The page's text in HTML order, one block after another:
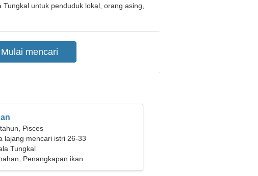
untuk penduduk lokal, orang asing,
Pisces
lajang mencari istri 26-33
Tungkal
Penangkapan ikan